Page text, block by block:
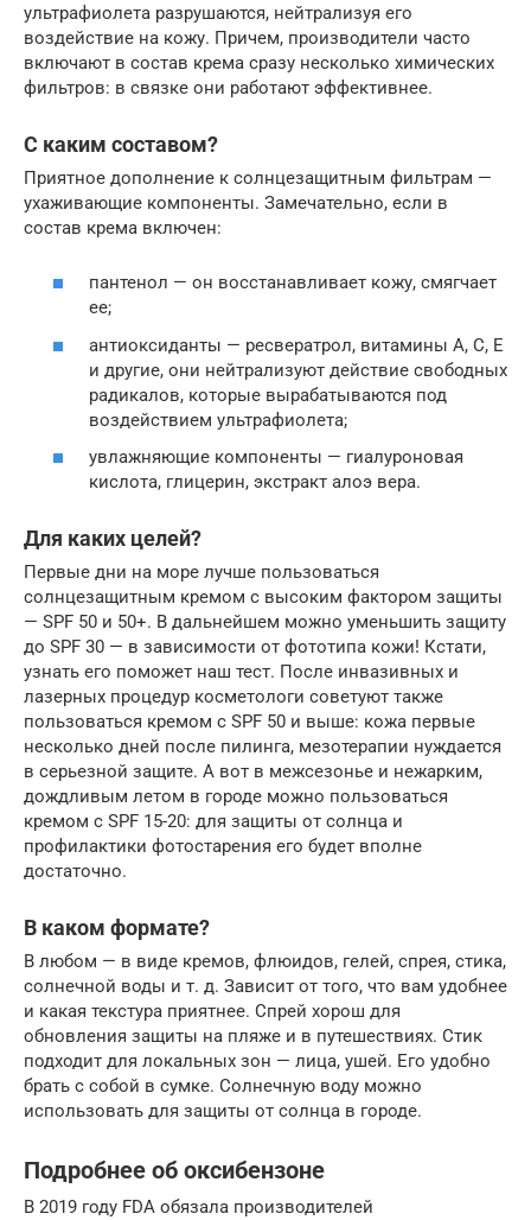
ультрафиолета разрушаются, нейтрализуя его
воздействие на кожу. Причем, производители часто
включают в состав крема сразу несколько химических
фильтров: в связке они работают эффективнее.
С каким составом?
Приятное дополнение к солнцезащитным фильтрам —
ухаживающие компоненты. Замечательно, если в
состав крема включен:
пантенол — он восстанавливает кожу, смягчает
ее;
антиоксиданты — ресвератрол, витамины А, С, Е
и другие, они нейтрализуют действие свободных
радикалов, которые вырабатываются под
воздействием ультрафиолета;
увлажняющие компоненты — гиалуроновая
кислота, глицерин, экстракт алоэ вера.
Для каких целей?
Первые дни на море лучше пользоваться
солнцезащитным кремом с высоким фактором защиты
— SPF 50 и 50+. В дальнейшем можно уменьшить защиту
до SPF 30 — в зависимости от фототипа кожи! Кстати,
узнать его поможет наш тест. После инвазивных и
лазерных процедур косметологи советуют также
пользоваться кремом с SPF 50 и выше: кожа первые
несколько дней после пилинга, мезотерапии нуждается
в серьезной защите. А вот в межсезонье и нежарким,
дождливым летом в городе можно пользоваться
кремом с SPF 15-20: для защиты от солнца и
профилактики фотостарения его будет вполне
достаточно.
В каком формате?
В любом — в виде кремов, флюидов, гелей, спрея, стика,
солнечной воды и т. д. Зависит от того, что вам удобнее
и какая текстура приятнее. Спрей хорош для
обновления защиты на пляже и в путешествиях. Стик
подходит для локальных зон — лица, ушей. Его удобно
брать с собой в сумке. Солнечную воду можно
использовать для защиты от солнца в городе.
Подробнее об оксибензоне
В 2019 году FDA обязала производителей